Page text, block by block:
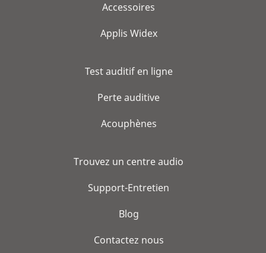
Accessoires
Applis Widex
Test auditif en ligne
Perte auditive
Acouphènes
Trouvez un centre audio
Support-Entretien
Blog
Contactez nous